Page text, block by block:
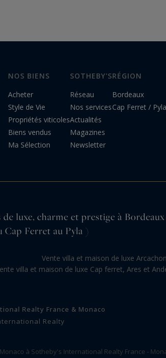
NOS BIENS
Acheter
Style de Vie
Propriétés viticoles
Biens vendus
Ma Sélection
SOTHEBY'S
Réseau
Nos services
Actualités
Magazines
Newsletter
RÉGION
Bordeaux
Cap Ferret / Pyla
luxe, charme et prestige à
Cap Ferret au Pyla )
Vente villa et maison de luxe Arcachon
villa et maison de luxe Cap ferret, Ares et
Realty France & Monaco
Realty
à Sotheby's International Realty France -